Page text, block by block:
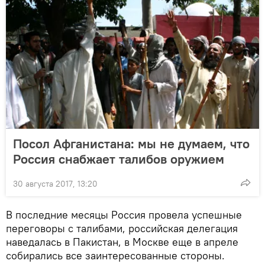
Посол Афганистана: мы не думаем, что
Россия снабжает талибов оружием
30 августа 2017, 13:20
В последние месяцы Россия провела успешные
переговоры с талибами, российская делегация
наведалась в Пакистан, в Москве еще в апреле
собирались все заинтересованные стороны.